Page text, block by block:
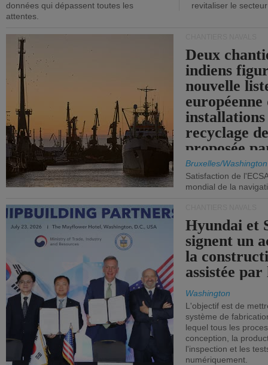
données qui dépassent toutes les
attentes.
revitaliser le secteur
Deux
indiens
nouvelle
européenne
installations
recyclage
proposée
Bruxelles/Washington
Satisfaction de
mondial de la
Hyundai et
signent un
la
assistée
Washington
L'objectif est de
système de
lequel tous les
conception, la
l'inspection et les
numériquement.